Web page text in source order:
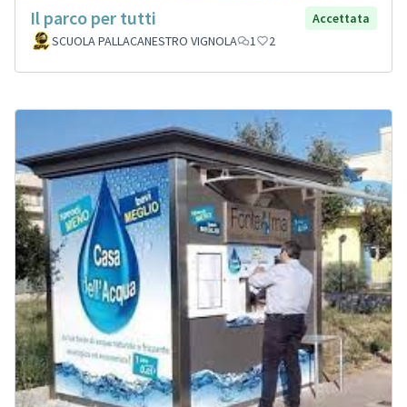
Il parco per tutti
Accettata
SCUOLA PALLACANESTRO VIGNOLA
1 2